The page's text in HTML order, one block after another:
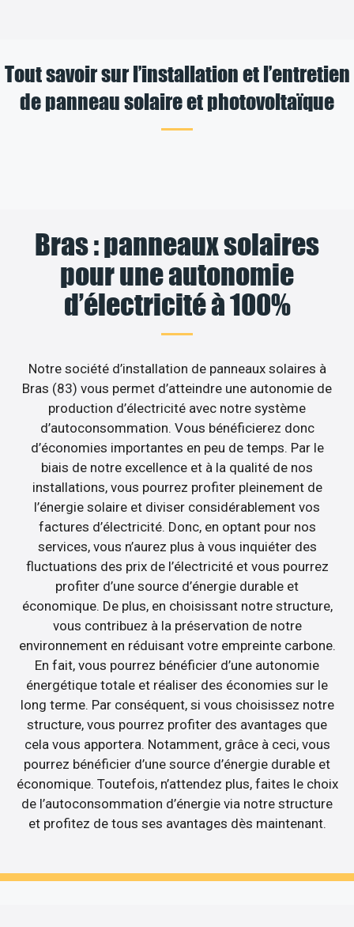
Tout savoir sur l’installation et l’entretien
de panneau solaire et photovoltaïque
Bras : panneaux solaires
pour une autonomie
d’électricité à 100%
Notre société d’installation de panneaux solaires à
Bras (83) vous permet d’atteindre une autonomie de
production d’électricité avec notre système
d’autoconsommation. Vous bénéficierez donc
d’économies importantes en peu de temps. Par le
biais de notre excellence et à la qualité de nos
installations, vous pourrez profiter pleinement de
l’énergie solaire et diviser considérablement vos
factures d’électricité. Donc, en optant pour nos
services, vous n’aurez plus à vous inquiéter des
fluctuations des prix de l’électricité et vous pourrez
profiter d’une source d’énergie durable et
économique. De plus, en choisissant notre structure,
vous contribuez à la préservation de notre
environnement en réduisant votre empreinte carbone.
En fait, vous pourrez bénéficier d’une autonomie
énergétique totale et réaliser des économies sur le
long terme. Par conséquent, si vous choisissez notre
structure, vous pourrez profiter des avantages que
cela vous apportera. Notamment, grâce à ceci, vous
pourrez bénéficier d’une source d’énergie durable et
économique. Toutefois, n’attendez plus, faites le choix
de l’autoconsommation d’énergie via notre structure
et profitez de tous ses avantages dès maintenant.